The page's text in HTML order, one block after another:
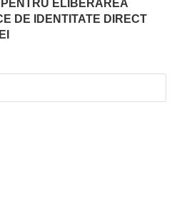
ELIBERAREA
DE IDENTITATE DIRECT